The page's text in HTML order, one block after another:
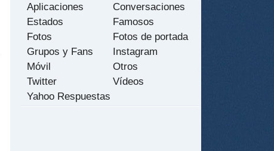
Aplicaciones
Conversaciones
Estados
Famosos
Fotos
Fotos de portada
Grupos y Fans
Instagram
Móvil
Otros
Twitter
Vídeos
Yahoo Respuestas